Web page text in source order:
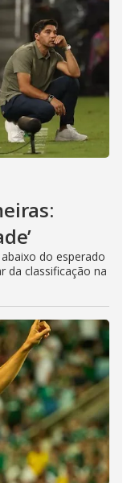
do esperado
da classificação na